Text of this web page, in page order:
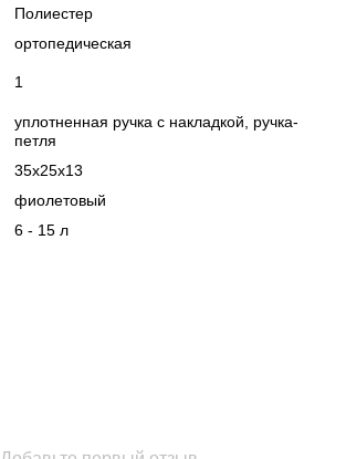
Полиестер
ортопедическая
1
уплотненная ручка с накладкой, ручка-
петля
35х25х13
фиолетовый
6 - 15 л